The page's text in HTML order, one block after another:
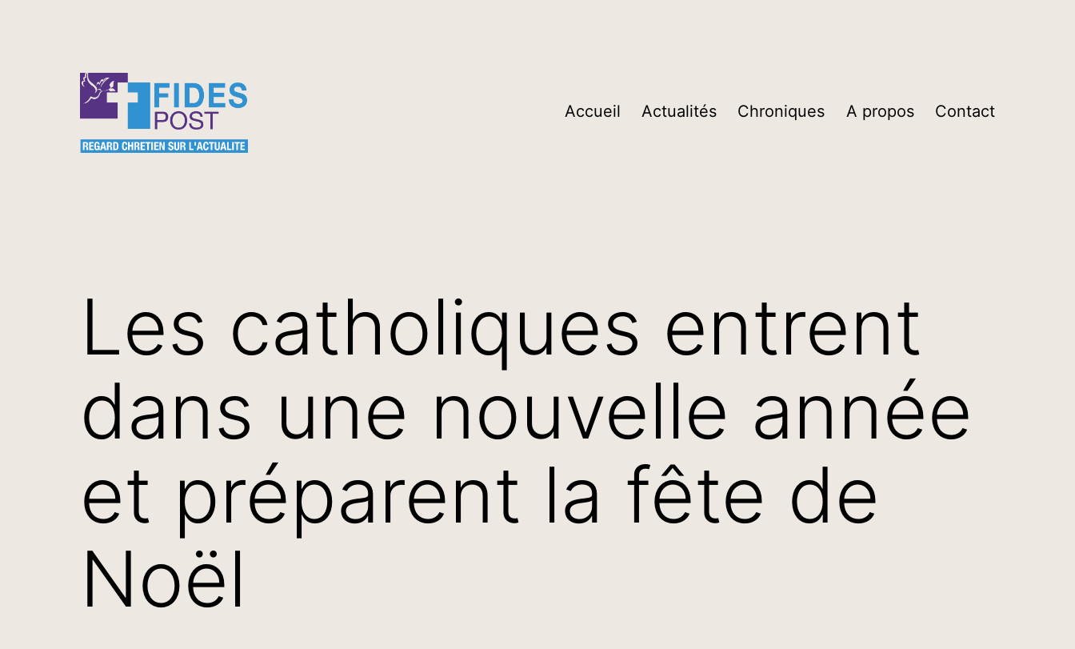
Accueil Actualités Chroniques A propos Contact
Les catholiques entrent
dans une nouvelle année
et préparent la fête de
Noël